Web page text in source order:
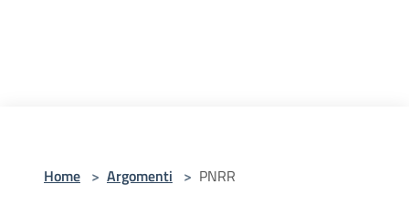
Home > Argomenti > PNRR